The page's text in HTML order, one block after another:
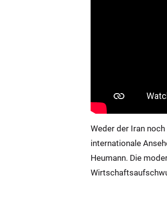
Weder der Iran
internationale
Heumann. Die